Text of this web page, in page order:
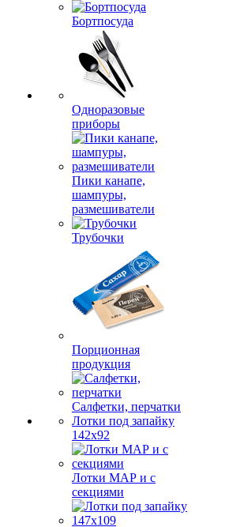
Бортпосуда
Одноразовые
приборы
Пики канапе,
шампуры,
размешиватели
Трубочки
Порционная
продукция
Салфетки, перчатки
Лотки под запайку
142х92
Лотки МАР и с
секциями